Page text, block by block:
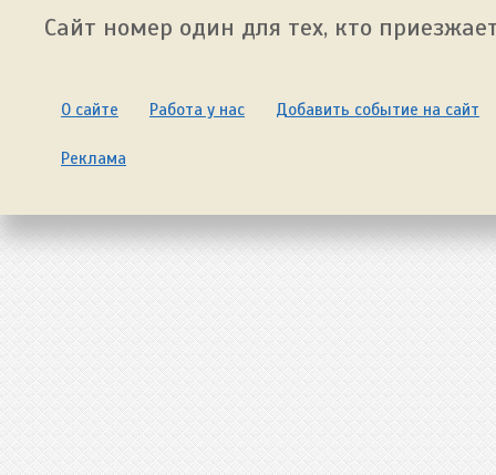
Сайт номер один для тех, кто
О сайте Работа у нас Добавить событие на сайт
Реклама